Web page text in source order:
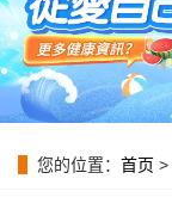
您的位置： 首页 >